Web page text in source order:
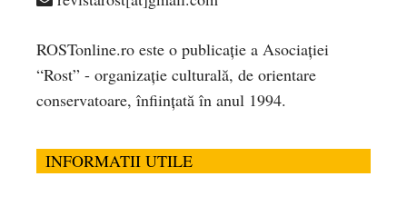
ROSTonline.ro este o publicaţie a Asociaţiei
“Rost” - organizaţie culturală, de orientare
conservatoare, înfiinţată în anul 1994.
INFORMATII UTILE